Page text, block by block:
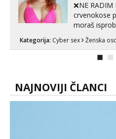
❌NE RADIM
crvenokose
moraš
MLADA
prorodne
prljave i u
s kolegica...
Kategorija: Cyber sex Ženska
NAJNOVIJI ČLANCI